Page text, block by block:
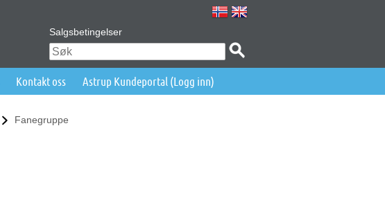
Salgsbetingelser
Kontakt oss Astrup Kundeportal (Logg inn)
Fanegruppe